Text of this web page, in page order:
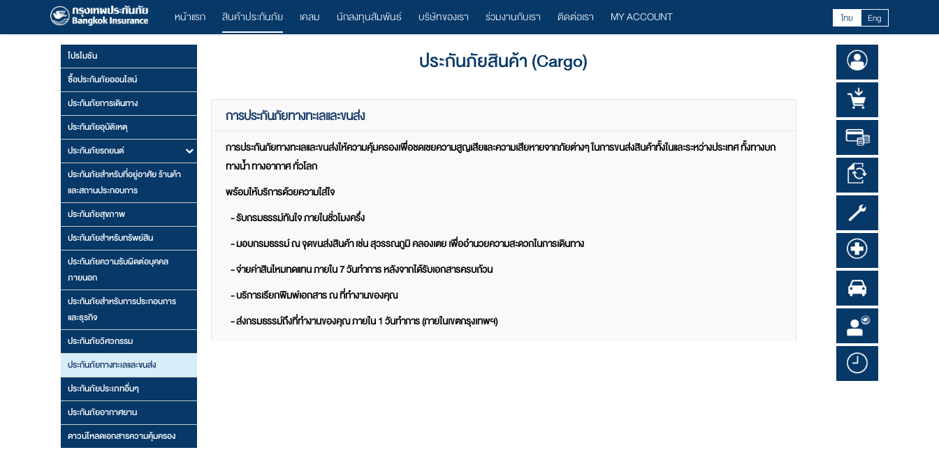
หน้าแรก สินค้าประกันภัย เคลม นักลงทุนสัมพันธ์ บริษัทของเรา ร่วมงานกับเรา ติดต่อเรา MY ACCOUNT ไทย Eng
โปรโมชัน
ซื้อประกันภัยออนไลน์
ประกันภัยการเดินทาง
ประกันภัยอุบัติเหตุ
ประกันภัยรถยนต์
ประกันภัยสำหรับที่อยู่อาศัย ร้านค้า
และสถานประกอบการ
ประกันภัยสุขภาพ
ประกันภัยสำหรับทรัพย์สิน
ประกันภัยความรับผิดต่อบุคคล
ภายนอก
ประกันภัยสำหรับการประกอบการ
และธุรกิจ
ประกันภัยวิศวกรรม
ประกันภัยทางทะเลและขนส่ง
ประกันภัยประเภทอื่นๆ
ประกันภัยอากาศยาน
ดาวน์โหลดเอกสารความคุ้มครอง
ประกันภัยสินค้า (Cargo)
การประกันภัยทางทะเลและขนส่ง
การประกันภัยทางทะเลและขนส่งให้ความคุ้มครองเพื่อชดเชยความสูญเสียและความเสียหายจากภัยต่างๆ ในการขนส่งสินค้าทั้งในและระหว่างประเทศ ทั้งทางบก
ทางน้ำ ทางอากาศ ทั่วโลก
พร้อมให้บริการด้วยความใส่ใจ
- รับกรมธรรม์ทันใจ ภายในชั่วโมงครึ่ง
- มอบกรมธรรม์ ณ จุดขนส่งสินค้า เช่น สุวรรณภูมิ คลองเตย เพื่ออำนวยความสะดวกในการเดินทาง
- จ่ายค่าสินไหมทดแทน ภายใน 7 วันทำการ หลังจากได้รับเอกสารครบถ้วน
- บริการเรียกพิมพ์เอกสาร ณ ที่ทำงานของคุณ
- ส่งกรมธรรม์ถึงที่ทำงานของคุณ ภายใน 1 วันทำการ (ภายในเขตกรุงเทพฯ)